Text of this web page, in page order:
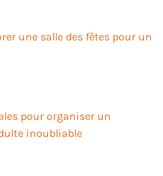
une salle des fêtes pour un
pour organiser un
inoubliable